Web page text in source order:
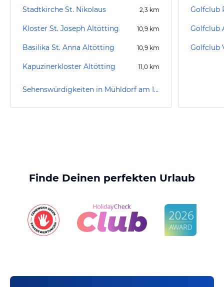
Stadtkirche St. Nikolaus 2,3 km
Kloster St. Joseph Altötting 10,9 km
Basilika St. Anna Altötting 10,9 km
Kapuzinerkloster Altötting 11,0 km
Sehenswürdigkeiten in Mühldorf am Inn
Golfclub
Golfclub
Finde Deinen perfekten Urlaub